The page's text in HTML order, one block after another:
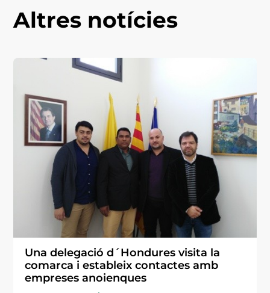
Altres notícies
Una delegació d´Hondures visita la
comarca i estableix contactes amb
empreses anoienques